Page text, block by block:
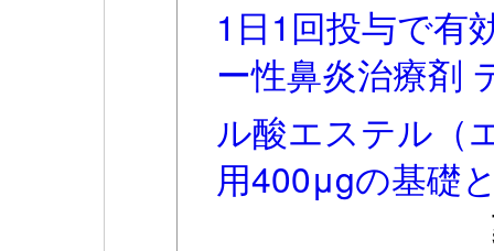
1日1回投与で有
ー性鼻炎治療剤
ル酸エステル（
用400μgの基礎